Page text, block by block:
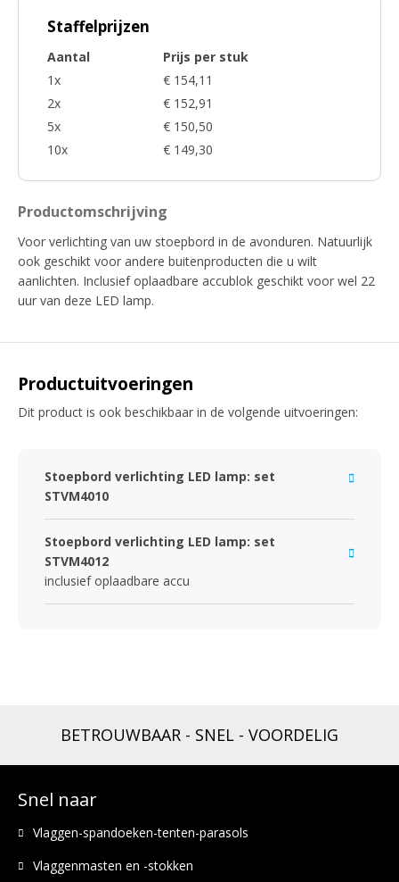
Staffelprijzen
Aantal
Prijs per stuk
1x
€ 154,11
2x
€ 152,91
5x
€ 150,50
10x
€ 149,30
Productomschrijving
Voor verlichting van uw stoepbord in de avonduren. Natuurlijk
ook geschikt voor andere buitenproducten die u wilt
aanlichten. Inclusief oplaadbare accublok geschikt voor wel 22
uur van deze LED lamp.
Productuitvoeringen
Dit product is ook beschikbaar in de volgende uitvoeringen:
Stoepbord verlichting LED lamp: set
STVM4010
Stoepbord verlichting LED lamp: set
STVM4012
inclusief oplaadbare accu
BETROUWBAAR - SNEL - VOORDELIG
Snel naar
Vlaggen-spandoeken-tenten-parasols
Vlaggenmasten en -stokken